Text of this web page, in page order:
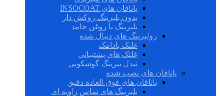
یاتاقان های INSOCOAT
بدون بلبرینگ روکش دار
بلبرینگ با روغن جامد
رولبرینگ های دنبال شده
غلتک بادامک
غلتک های پشتیبانی
نیدل بیرینگ گوشکوبی
یاتاقان های نصب شده
یاتاقان های فوق العاده دقیق
بلبرینگ های تماس زاویه ای